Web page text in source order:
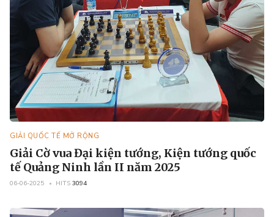
GIẢI QUỐC TẾ MỞ RỘNG
Giải Cờ vua Đại kiện tướng, Kiện tướng quốc
tế Quảng Ninh lần II năm 2025
06-06-2025 HITS 3094